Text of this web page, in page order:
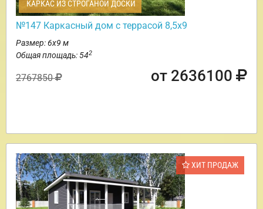
КАРКАС ИЗ СТРОГАНОЙ ДОСКИ
№147 Каркасный дом с террасой 8,5х9
Размер: 6х9 м
Общая площадь: 542
2767850 от 2636100
ХИТ ПРОДАЖ